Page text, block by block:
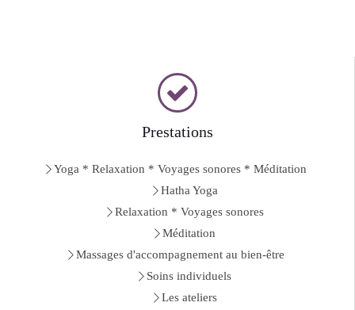
Prestations
Yoga * Relaxation * Voyages sonores * Méditation
Hatha Yoga
Relaxation * Voyages sonores
Méditation
Massages d'accompagnement au bien-être
Soins individuels
Les ateliers